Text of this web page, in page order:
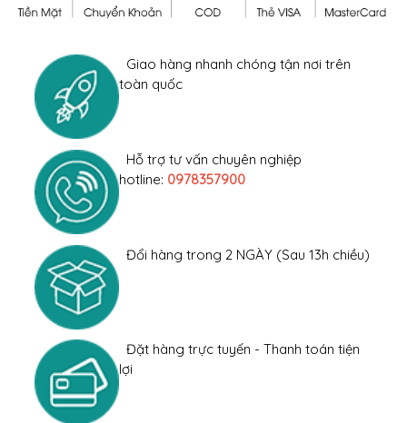
Giao hàng nhanh chóng tận nơi trên
toàn quốc
Hỗ trợ tư vấn chuyên nghiệp
hotline: 0978357900
Đổi hàng trong 2 NGÀY (Sau 13h chiều)
Đặt hàng trực tuyến - Thanh toán tiện
lợi